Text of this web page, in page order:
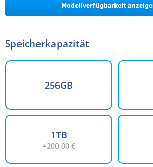
Effektivzins Mtl.
12 Monate 0.00 %
Die Finanzierung wird über unseren Finanzierungspartner
beachten Sie, dass die hier angegebenen Beträge und Zinssätze
Modellverfügbarkeit
Speicherkapazität
256GB
1TB
+200,00 €